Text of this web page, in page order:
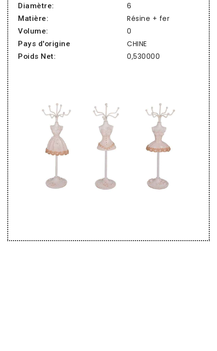
Diamètre: 6
Matière: Résine + fer
Volume: 0
Pays d'origine CHINE
Poids Net: 0,530000